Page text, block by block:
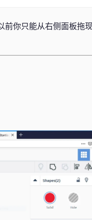
你只能从右侧面板拖